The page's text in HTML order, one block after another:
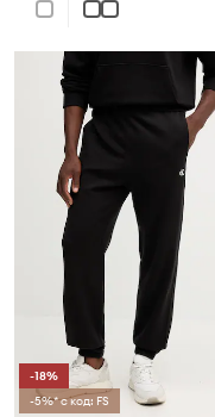
-18%
-5%* с код: FS